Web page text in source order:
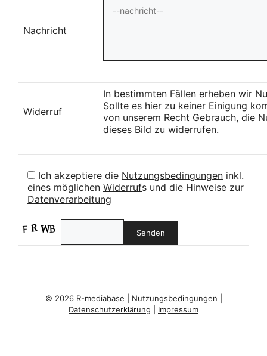
Nachricht
Widerruf
In bestimmten Fällen erheben wir
Sollte es hier zu keiner Einigung
von unserem Recht Gebrauch, die
dieses Bild zu widerrufen.
Ich akzeptiere die Nutzungsbedingungen inkl.
eines möglichen Widerrufs und die Hinweise zur
Datenverarbeitung
© 2026 R-mediabase | Nutzungsbedingungen
Datenschutzerklärung
Impressum